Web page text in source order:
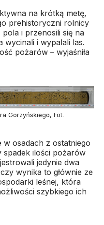
na krótką metę,
prehistoryczni rolnicy
i przenosili się na
wycinali i wypalali las.
pożarów – wyjaśniła
Gorzyńskiego, Fot.
osadach z ostatniego
spadek ilości pożarów
jedynie dwa
wynika to głównie ze
leśnej, która
szybkiego ich